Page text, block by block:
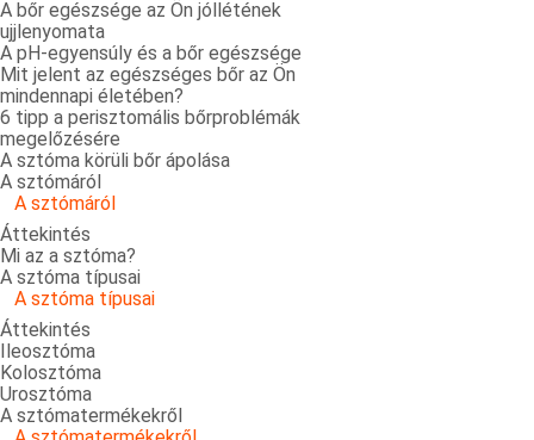
A bőr egészsége az Ön jóllétének
ujjlenyomata
A pH-egyensúly és a bőr egészsége
Mit jelent az egészséges bőr az Ön
mindennapi életében?
6 tipp a perisztomális bőrproblémák
megelőzésére
A sztóma körüli bőr ápolása
A sztómáról
A sztómáról
Áttekintés
Mi az a sztóma?
A sztóma típusai
A sztóma típusai
Áttekintés
Ileosztóma
Kolosztóma
Urosztóma
A sztómatermékekről